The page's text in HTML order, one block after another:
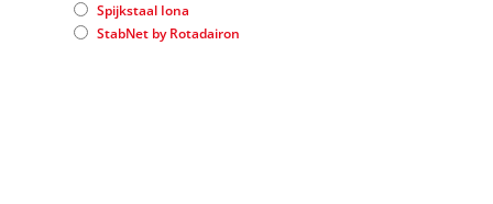
Spijkstaal Iona
StabNet by Rotadairon